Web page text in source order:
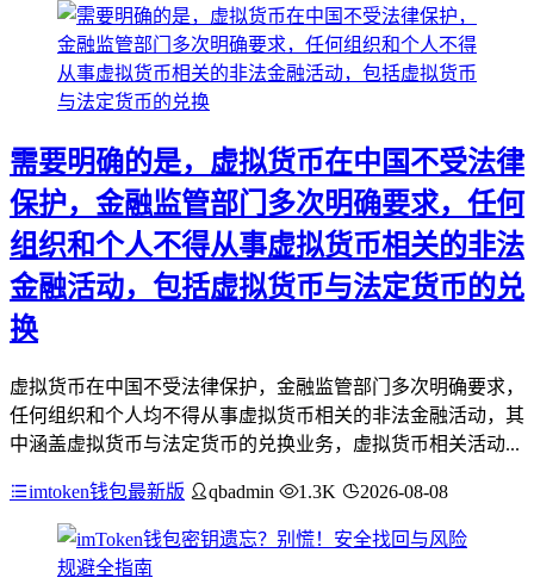
需要明确的是，虚拟货币在中国不受法律
保护，金融监管部门多次明确要求，任何
组织和个人不得从事虚拟货币相关的非法
金融活动，包括虚拟货币与法定货币的兑
换
虚拟货币在中国不受法律保护，金融监管部门多次明确要求，
任何组织和个人均不得从事虚拟货币相关的非法金融活动，其
中涵盖虚拟货币与法定货币的兑换业务，虚拟货币相关活动...
imtoken钱包最新版 qbadmin 1.3K 2026-08-08